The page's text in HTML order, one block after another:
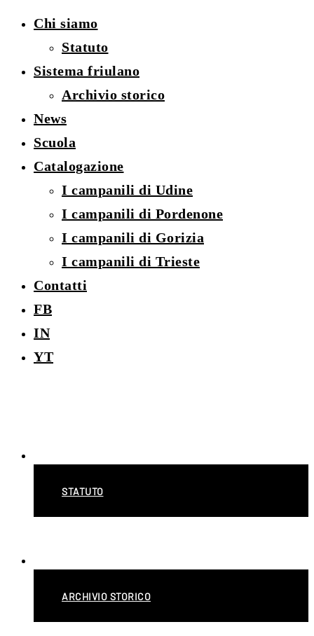
Chi siamo
Statuto
Sistema friulano
Archivio storico
News
Scuola
Catalogazione
I campanili di Udine
I campanili di Pordenone
I campanili di Gorizia
I campanili di Trieste
Contatti
FB
IN
YT
STATUTO
ARCHIVIO STORICO